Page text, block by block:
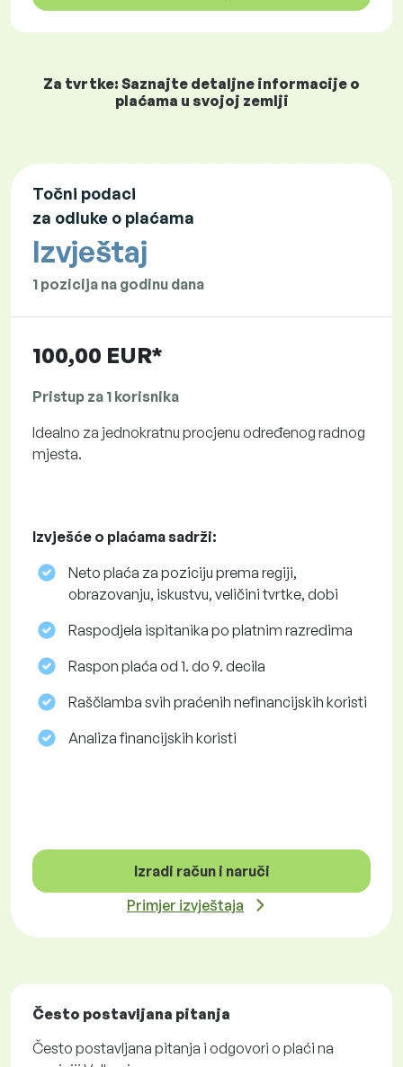
Za tvrtke: Saznajte detaljne informacije o
plaćama u svojoj zemlji
Točni podaci
za odluke o plaćama
Izvještaj
1 pozicija na godinu dana
100,00 EUR*
Pristup za 1 korisnika
Idealno za jednokratnu procjenu određenog radnog
mjesta.
Izvješće o plaćama sadrži:
Neto plaća za poziciju prema regiji,
obrazovanju, iskustvu, veličini tvrtke, dobi
Raspodjela ispitanika po platnim razredima
Raspon plaća od 1. do 9. decila
Raščlamba svih praćenih nefinancijskih koristi
Analiza financijskih koristi
Izradi račun i naruči
Primjer izvještaja
Često postavljana pitanja
Često postavljana pitanja i odgovori o plaći na